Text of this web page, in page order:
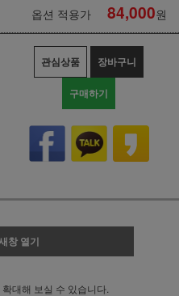
옵션 적용가 84,000원
관심상품 장바구니
구매하기
창 열기
대해 보실 수 있습니다.